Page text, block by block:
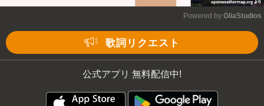
Powered by GliaStudios
歌詞リクエスト
公式アプリ 無料配信中!